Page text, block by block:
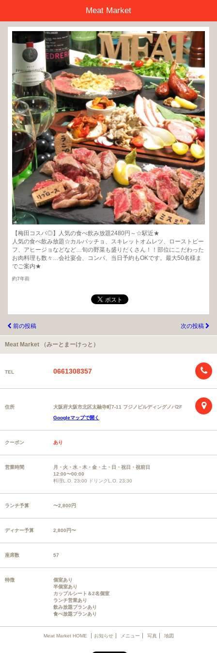
Meat Market
【梅田コスパ◎】人気の食べ飲み放題2480円～☆駅近★
人気の食べ飲み放題☆カルパッチョ、スキレットオムレツ、ローストビー
フ、アヒージョなどなど…旬の野菜も盛りだくさん！！部位にこだわった
お肉料理も数々…会社宴会、コンパ、当日予約もOKです。最大50名様ま
でご案内★
約7年前
前の投稿 次の投稿
Meat Market （みーとまーけっと）
TEL 0661308357
住所
大阪府大阪市北区太融寺町7-11 フジノビルディングノバ2F
Googleマップで開く
クーポン あり
営業時間
月・火・水・木・金・土・日・祝日・祝前日
12:00〜00:00
料理L.O. 23:00 ドリンクL.O. 23:30
ランチ予算 〜2,800円
ディナー予算 2,800円〜
座席数 57
特徴
個室あり
半個室あり
カップルシート＆2名個室
ランチ営業あり
飲み放題プランあり
食べ放題プランあり
Meat Market HOME お知らせ メニュー 写真 地図